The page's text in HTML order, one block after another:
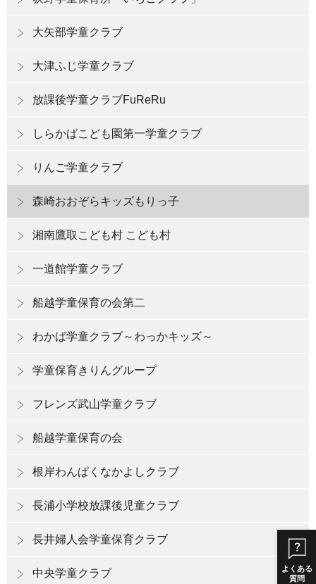
よくある
質問
大矢部学童クラブ
大津ふじ学童クラブ
放課後学童クラブFuReRu
しらかばこども園第一学童クラブ
りんご学童クラブ
森崎おおぞらキッズもりっ子
湘南鷹取こども村 こども村
一道館学童クラブ
船越学童保育の会第二
わかば学童クラブ～わっかキッズ～
学童保育きりんグループ
フレンズ武山学童クラブ
船越学童保育の会
根岸わんぱくなかよしクラブ
長浦小学校放課後児童クラブ
長井婦人会学童保育クラブ
中央学童クラブ